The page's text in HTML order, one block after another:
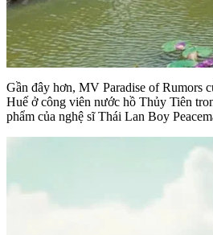
Gần đây hơn, MV Paradise of Rumors
Huế ở công viên nước hồ Thủy Tiên
phẩm của nghệ sĩ Thái Lan Boy